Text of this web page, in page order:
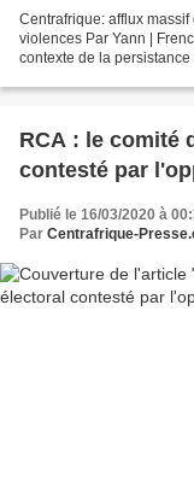
Centrafrique: afflux
violences Par Yann |
contexte de la
RCA : le comité
contesté par
Publié le 16/03/2020 à
Par Centrafrique-